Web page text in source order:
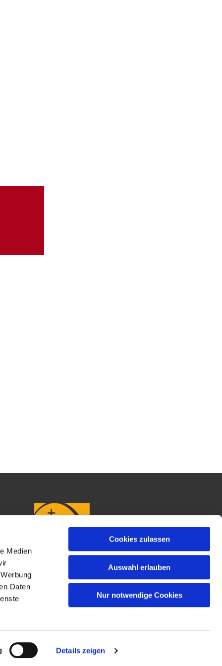
Medien
Daten
Details zeigen
Cookies zulassen
Auswahl erlauben
Nur notwendige Cookies